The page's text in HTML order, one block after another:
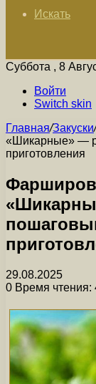
Искать
Суббота , 8
Войти
Switch skin
Главная/Закуски/
«Шикарные» —
приготовления
29.08.2025
0 Время чтения: